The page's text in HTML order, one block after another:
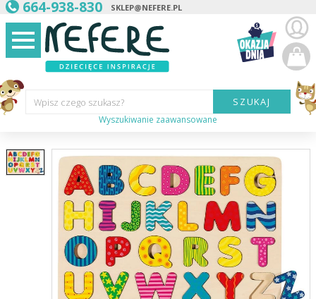
664-938-830 SKLEP@NEFERE.PL
Wpisz czego szukasz?
Kategoria:
Wiek
dziecka:
Płeć dziecka:
Cena od:
SZUKAJ
Wyszukiwanie zaawansowane